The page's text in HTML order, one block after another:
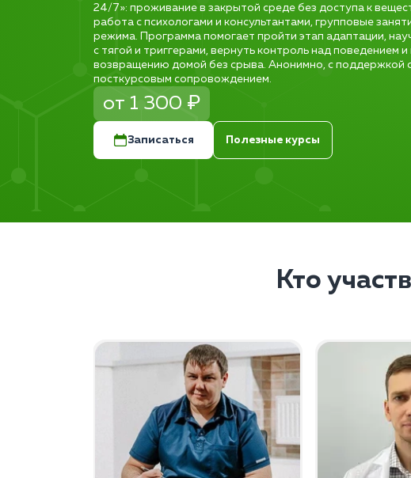
24/7»: проживание в закрытой среде без доступа к
работа с психологами и консультантами, групповые
режима. Программа помогает пройти этап адаптации,
с тягой и триггерами, вернуть контроль над поведением
возвращению домой без срыва. Анонимно, с поддержкой
посткурсовым сопровождением.
от 1 300 ₽
Записаться Полезные курсы
Кто